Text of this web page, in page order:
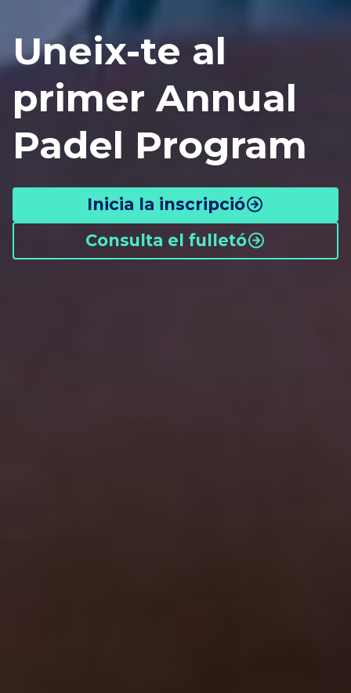
Uneix-te al
primer Annual
Padel Program
Inicia la inscripció
Consulta el fulletó